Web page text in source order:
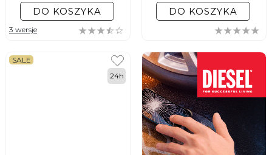
DO KOSZYKA
3 wersje
DO KOSZYKA
SALE
24h